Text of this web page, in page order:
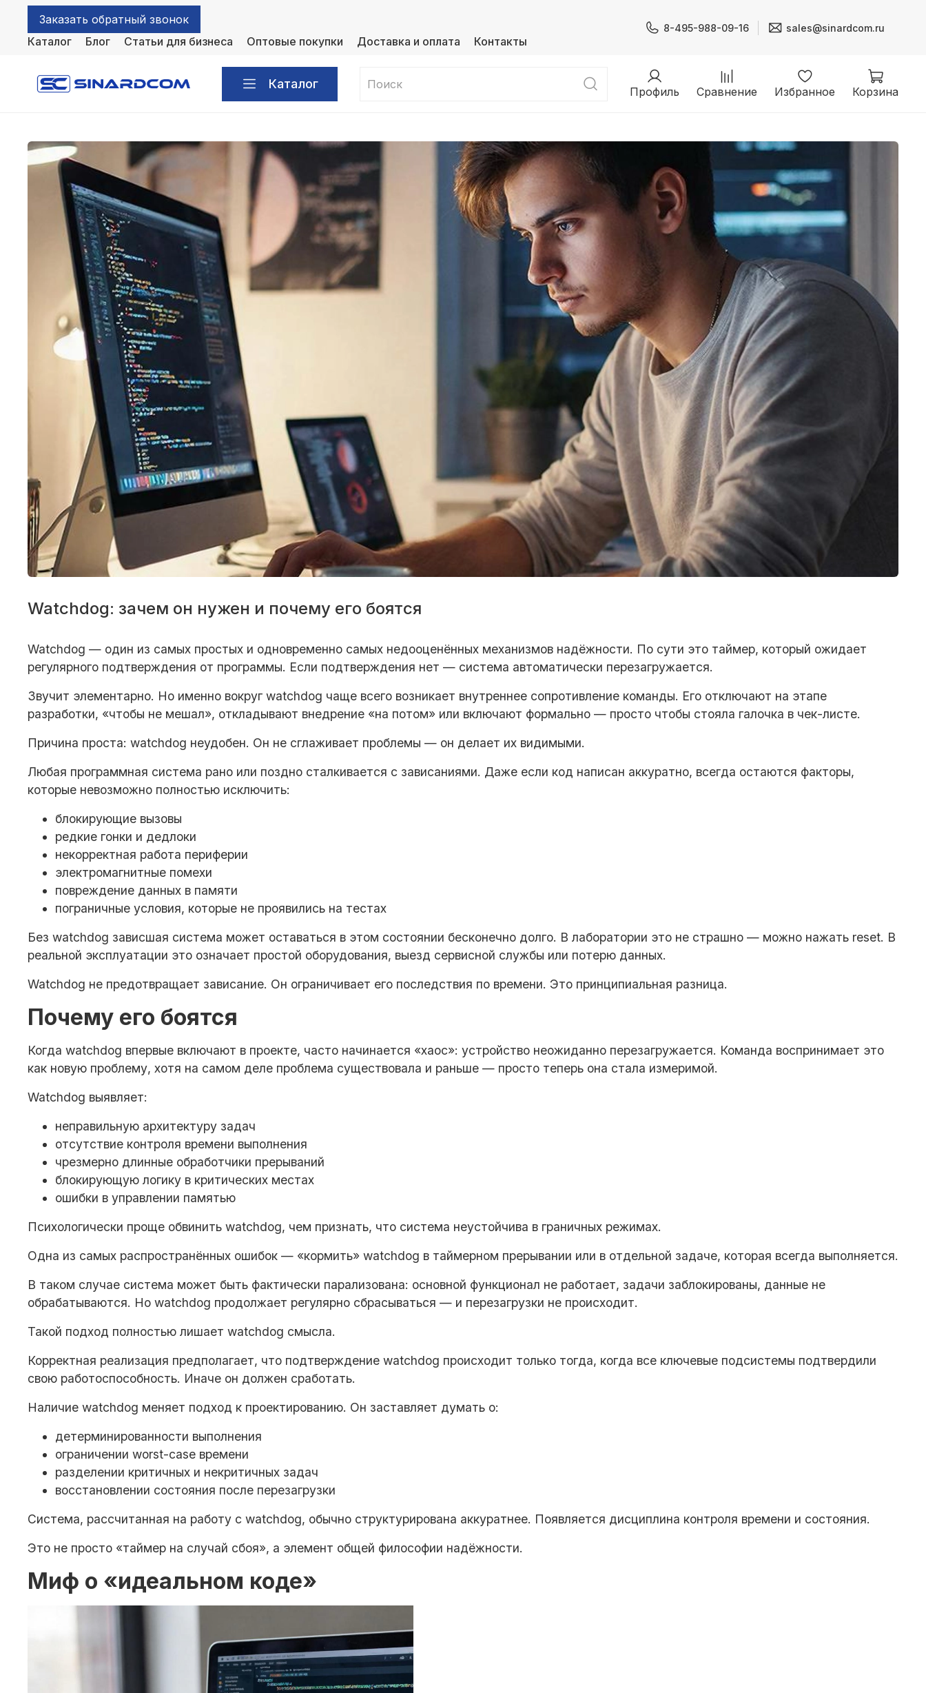
Заказать обратный звонок
Каталог
Блог Статьи для бизнеса Оптовые покупки Доставка и оплата Контакты
8-495-988-09-16 sales@sinardcom.ru
Каталог
Профиль Сравнение Избранное Корзина
Watchdog: зачем он нужен и почему его боятся
Watchdog — один из самых простых и одновременно самых недооценённых механизмов надёжности. По сути это таймер, который ожидает
регулярного подтверждения от программы. Если подтверждения нет — система автоматически перезагружается.
Звучит элементарно. Но именно вокруг watchdog чаще всего возникает внутреннее сопротивление команды. Его отключают на этапе
разработки, «чтобы не мешал», откладывают внедрение «на потом» или включают формально — просто чтобы стояла галочка в чек-листе.
Причина проста: watchdog неудобен. Он не сглаживает проблемы — он делает их видимыми.
Любая программная система рано или поздно сталкивается с зависаниями. Даже если код написан аккуратно, всегда остаются факторы,
которые невозможно полностью исключить:
блокирующие вызовы
редкие гонки и дедлоки
некорректная работа периферии
электромагнитные помехи
повреждение данных в памяти
пограничные условия, которые не проявились на тестах
Без watchdog зависшая система может оставаться в этом состоянии бесконечно долго. В лаборатории это не страшно — можно нажать reset. В
реальной эксплуатации это означает простой оборудования, выезд сервисной службы или потерю данных.
Watchdog не предотвращает зависание. Он ограничивает его последствия по времени. Это принципиальная разница.
Почему его боятся
Когда watchdog впервые включают в проекте, часто начинается «хаос»: устройство неожиданно перезагружается. Команда воспринимает это
как новую проблему, хотя на самом деле проблема существовала и раньше — просто теперь она стала измеримой.
Watchdog выявляет:
неправильную архитектуру задач
отсутствие контроля времени выполнения
чрезмерно длинные обработчики прерываний
блокирующую логику в критических местах
ошибки в управлении памятью
Психологически проще обвинить watchdog, чем признать, что система неустойчива в граничных режимах.
Одна из самых распространённых ошибок — «кормить» watchdog в таймерном прерывании или в отдельной задаче, которая всегда выполняется.
В таком случае система может быть фактически парализована: основной функционал не работает, задачи заблокированы, данные не
обрабатываются. Но watchdog продолжает регулярно сбрасываться — и перезагрузки не происходит.
Такой подход полностью лишает watchdog смысла.
Корректная реализация предполагает, что подтверждение watchdog происходит только тогда, когда все ключевые подсистемы подтвердили
свою работоспособность. Иначе он должен сработать.
Наличие watchdog меняет подход к проектированию. Он заставляет думать о:
детерминированности выполнения
ограничении worst-case времени
разделении критичных и некритичных задач
восстановлении состояния после перезагрузки
Система, рассчитанная на работу с watchdog, обычно структурирована аккуратнее. Появляется дисциплина контроля времени и состояния.
Это не просто «таймер на случай сбоя», а элемент общей философии надёжности.
Миф о «идеальном коде»